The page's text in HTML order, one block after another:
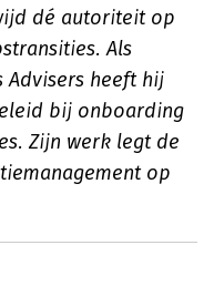
dé autoriteit op
Als
Advisers heeft hij
bij onboarding
Zijn werk legt de
op